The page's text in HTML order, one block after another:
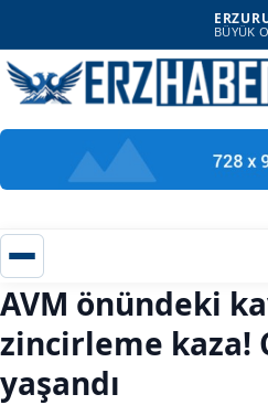
BÜYÜK
AVM önündeki
zincirleme kaza!
yaşandı